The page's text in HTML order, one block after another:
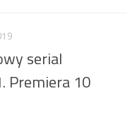
serial
Premiera 10